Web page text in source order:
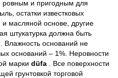
и пригодным для
остатки известковых
масляной основе, другие
штукатурка должна быть
оснований не
оснований – 1%. Неровности
марки düfa
. Все поверхности
грунтовкой торговой